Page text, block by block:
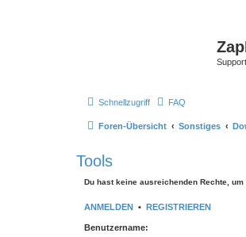
Schnellzugriff FAQ
Foren-Übersicht Sonstiges
Tools
Du hast keine ausreichenden Rechte,
ANMELDEN • REGISTRIEREN
Benutzername: